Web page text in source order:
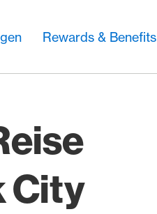
Rewards & Benefits
City